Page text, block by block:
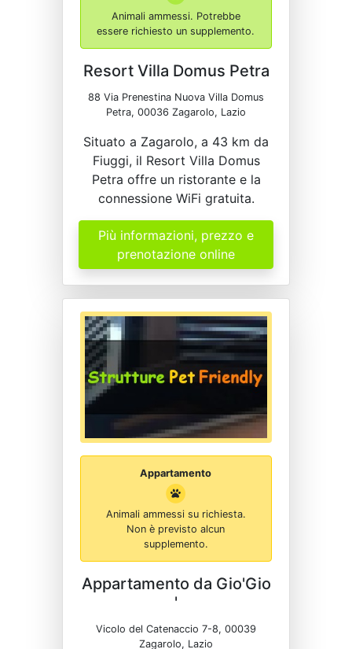
Animali ammessi. Potrebbe
essere richiesto un supplemento.
Resort Villa Domus Petra
88 Via Prenestina Nuova Villa Domus
Petra, 00036 Zagarolo, Lazio
Situato a Zagarolo, a 43 km da
Fiuggi, il Resort Villa Domus
Petra offre un ristorante e la
connessione WiFi gratuita.
Più informazioni, prezzo e
prenotazione online
Appartamento
Animali ammessi su richiesta.
Non è previsto alcun
supplemento.
Appartamento da Gio'Gio
'
Vicolo del Catenaccio 7-8, 00039
Zagarolo, Lazio